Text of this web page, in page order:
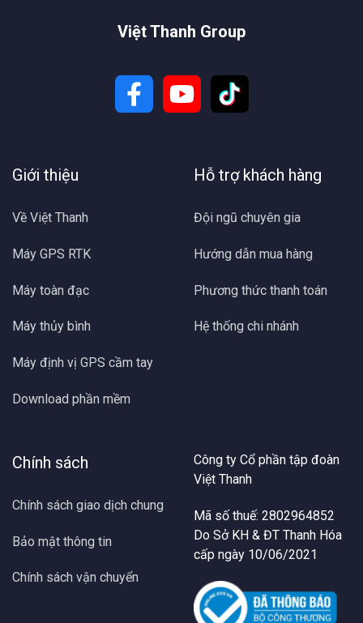
Việt Thanh Group
Giới thiệu
Về Việt Thanh
Máy GPS RTK
Máy toàn đạc
Máy thủy bình
Máy định vị GPS cầm tay
Download phần mềm
Hỗ trợ khách hàng
Đội ngũ chuyên gia
Hướng dẫn mua hàng
Phương thức thanh toán
Hệ thống chi nhánh
Chính sách
Chính sách giao dịch chung
Bảo mật thông tin
Chính sách vận chuyển
Công ty Cổ phần tập đoàn
Việt Thanh
Mã số thuế: 2802964852
Do Sở KH & ĐT Thanh Hóa
cấp ngày 10/06/2021